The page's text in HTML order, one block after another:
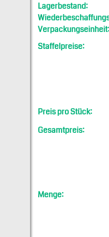
Lagerbestand:
Verpackungseinheit:
Staffelpreise:
Preis pro Stück:
Gesamtpreis:
Menge: